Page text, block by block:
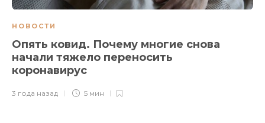
НОВОСТИ
Опять ковид. Почему многие снова
начали тяжело переносить
коронавирус
3 года назад 5 мин